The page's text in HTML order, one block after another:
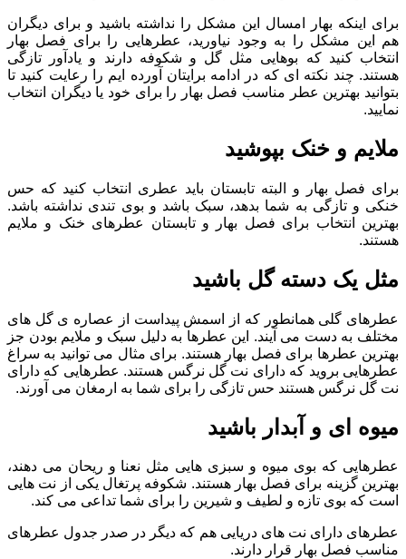
برای اینکه بهار امسال این مشکل را نداشته باشید و برای دیگران
هم این مشکل را به وجود نیاورید، عطرهایی را برای فصل بهار
انتخاب کنید که بوهایی مثل گل و شکوفه دارند و یادآور تازگی
هستند. چند نکته ای که در ادامه برایتان آورده ایم را رعایت کنید تا
بتوانید بهترین عطر مناسب فصل بهار را برای خود یا دیگران انتخاب
نمایید.
ملایم و خنک بپوشید
برای فصل بهار و البته تابستان باید عطری انتخاب کنید که حس
خنکی و تازگی به شما بدهد، سبک باشد و بوی تندی نداشته باشد.
بهترین انتخاب برای فصل بهار و تابستان عطرهای خنک و ملایم
هستند.
مثل یک دسته گل باشید
عطرهای گلی همانطور که از اسمش پیداست از عصاره ی گل های
مختلف به دست می آیند. این عطرها به دلیل سبک و ملایم بودن جز
بهترین عطرها برای فصل بهار هستند. برای مثال می توانید به سراغ
عطرهایی بروید که دارای نت گل نرگس هستند. عطرهایی که دارای
نت گل نرگس هستند حس تازگی را برای شما به ارمغان می آورند.
میوه ای و آبدار باشید
عطرهایی که بوی میوه و سبزی هایی مثل نعنا و ریحان می دهند،
بهترین گزینه برای فصل بهار هستند. شکوفه پرتغال یکی از نت هایی
است که بوی تازه و لطیف و شیرین را برای شما تداعی می کند.
عطرهای دارای نت های دریایی هم که دیگر در صدر جدول عطرهای
مناسب فصل بهار قرار دارند.